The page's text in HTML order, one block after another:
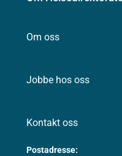
Om oss
Jobbe hos oss
Kontakt oss
Postadresse: